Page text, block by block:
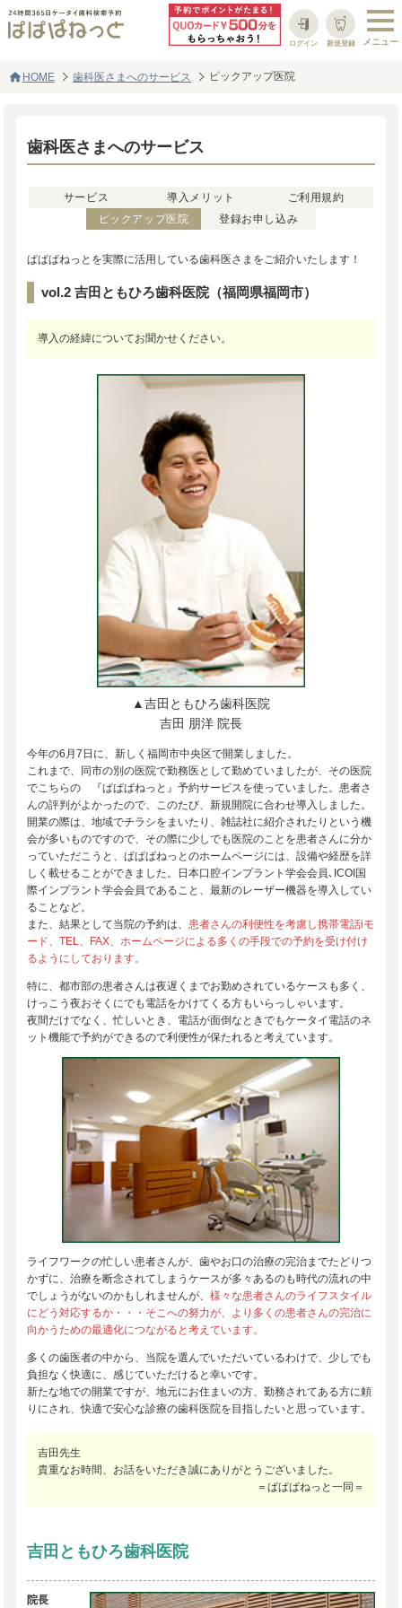
新規登録
ログイン
homeHOME 歯科医さまへのサービス ピックアップ医院
歯科医さまへのサービス
サービス 導入メリット
ご利用規約
ピックアップ医院
登録お申し込み
ぱぱぱねっとを実際に活用している歯科医さまをご紹介いたします！
vol.2 吉田ともひろ歯科医院（福岡県福岡市）
導入の経緯についてお聞かせください。
今年の6月7日に、新しく福岡市中央区で開業しました。
これまで、同市の別の医院で勤務医として勤めていましたが、その医院
でこちらの 『ぱぱぱねっと』予約サービスを使っていました。患者さ
んの評判がよかったので、このたび、新規開院に合わせ導入しました。
開業の際は、地域でチラシをまいたり、雑誌社に紹介されたりという機
会が多いものですので、その際に少しでも医院のことを患者さんに分か
っていただこうと、ぱぱぱねっとのホームページには、設備や経歴を詳
しく載せることができました。日本口腔インプラント学会会員､ICOI国
際インプラント学会会員であること、最新のレーザー機器を導入してい
ることなど。
また、結果として当院の予約は、患者さんの利便性を考慮し携帯電話iモ
ード、TEL、FAX、ホームページによる多くの手段での予約を受け付け
るようにしております。
▲吉田ともひろ歯科医院
吉田 朋洋 院長
特に、都市部の患者さんは夜遅くまでお勤めされているケースも多く、
けっこう夜おそくにでも電話をかけてくる方もいらっしゃいます。
夜間だけでなく、忙しいとき、電話が面倒なときでもケータイ電話のネ
ット機能で予約ができるので利便性が保たれると考えています。
ライフワークの忙しい患者さんが、歯やお口の治療の完治までたどりつ
かずに、治療を断念されてしまうケースが多々あるのも時代の流れの中
でしょうがないのかもしれませんが、様々な患者さんのライフスタイル
にどう対応するか・・・そこへの努力が、より多くの患者さんの完治に
向かうための最適化につながると考えています。
多くの歯医者の中から、当院を選んでいただいているわけで、少しでも
負担なく快適に、感じていただけると幸いです。
新たな地での開業ですが、地元にお住まいの方、勤務されてある方に頼
りにされ、快適で安心な診療の歯科医院を目指したいと思っています。
吉田先生
貴重なお時間、お話をいただき誠にありがとうございました。
＝ぱぱぱねっと一同＝
吉田ともひろ歯科医院
院長